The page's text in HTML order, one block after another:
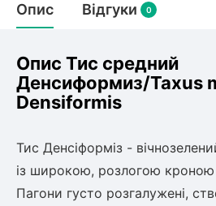
Айва
Хурма
Шовковиця
Ківі
Барбарис
Спірея
Азалія
Дерен
Жасмин (Чубушник)
Будлея
Лавровишня
Сажалки для чеснока
Опис Відгуки 0
Опис Тис средний
Денсиформиз/Taxus
Densiformis
Тис Денсіформіз -
із широкою, розлогою кроною
Пагони густо розгалужені,